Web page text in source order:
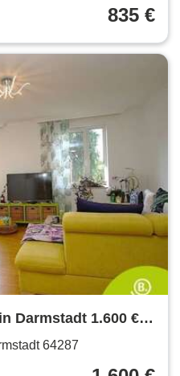
835 €
Darmstadt 1.600 €
64287